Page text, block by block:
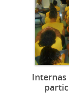
Internas